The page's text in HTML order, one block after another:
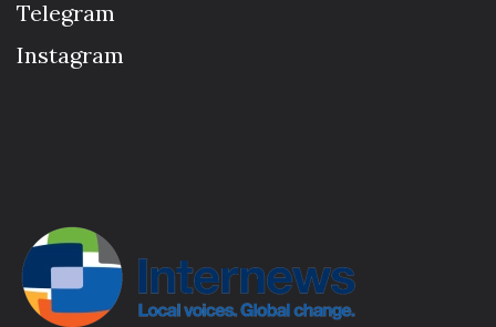
Telegram
Instagram